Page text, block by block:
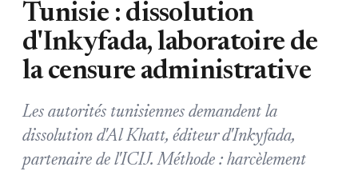
Tunisie : dissolution
d'Inkyfada, laboratoire de
la censure administrative
Les autorités tunisiennes demandent la
dissolution d'Al Khatt, éditeur d'Inkyfada,
partenaire de l'ICIJ. Méthode : harcèlement